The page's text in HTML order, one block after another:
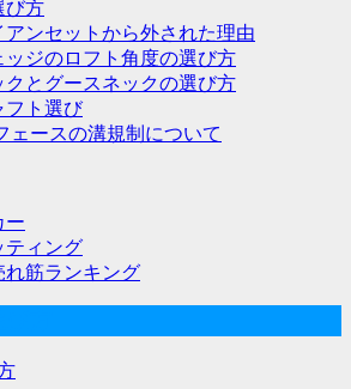
び方
アンセットから外された理由
ッジのロフト角度の選び方
クとグースネックの選び方
フト選び
ェースの溝規制について
ー
ティング
れ筋ランキング